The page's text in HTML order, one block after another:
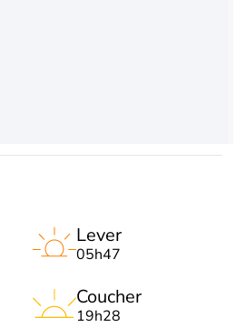
Lever
05h47
Coucher
19h28